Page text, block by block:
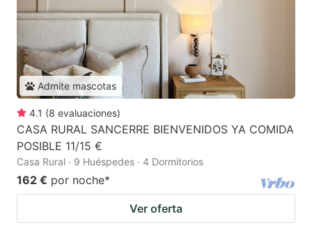
Admite mascotas
4.1 (8 evaluaciones)
CASA RURAL SANCERRE BIENVENIDOS YA COMIDA
POSIBLE 11/15 €
Casa Rural · 9 Huéspedes · 4 Dormitorios
162 € por noche*
Ver oferta